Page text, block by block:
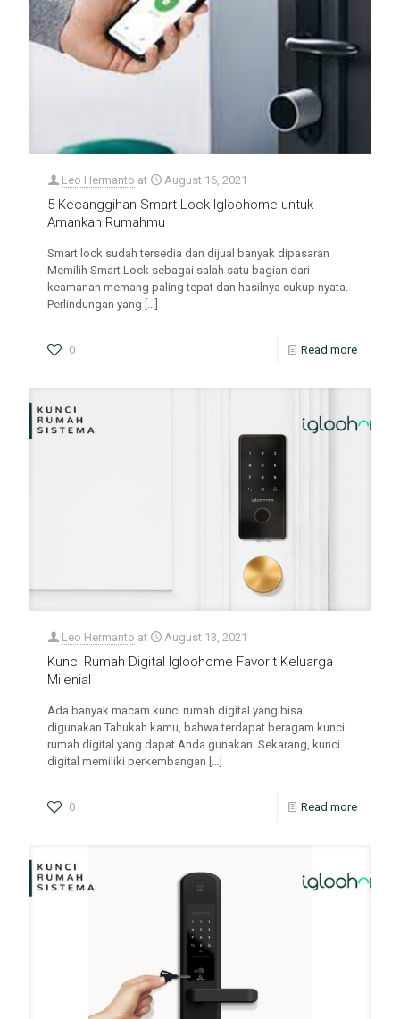
Leo Hermanto at August 16, 2021
5 Kecanggihan Smart Lock Igloohome untuk
Amankan Rumahmu
Smart lock sudah tersedia dan dijual banyak dipasaran
Memilih Smart Lock sebagai salah satu bagian dari
keamanan memang paling tepat dan hasilnya cukup nyata.
Perlindungan yang […]
0 Read more
Leo Hermanto at August 13, 2021
Kunci Rumah Digital Igloohome Favorit Keluarga
Milenial
Ada banyak macam kunci rumah digital yang bisa
digunakan Tahukah kamu, bahwa terdapat beragam kunci
rumah digital yang dapat Anda gunakan. Sekarang, kunci
digital memiliki perkembangan […]
0 Read more